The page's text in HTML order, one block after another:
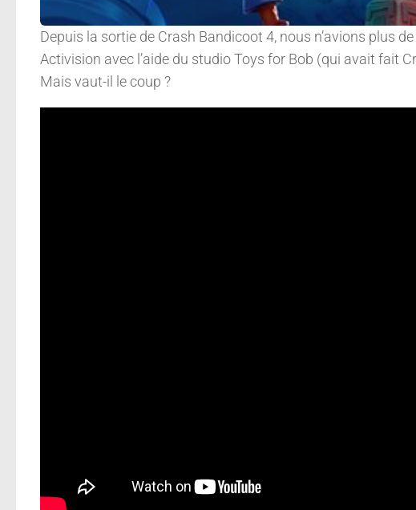
Depuis la sortie de Crash Bandicoot 4, nous n’avions plus
Activision avec l’aide du studio Toys for Bob (qui avait fait
Mais vaut-il le coup ?